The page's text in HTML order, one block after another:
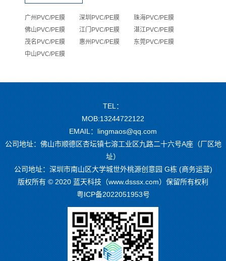
广州PVC/PE膜 深圳PVC/PE膜
珠海PVC/PE膜
佛山PVC/PE膜
江门PVC/PE膜
湛江PVC/PE膜
茂名PVC/PE膜
惠州PVC/PE膜
东莞PVC/PE膜
中山PVC/PE膜
TEL：
MOB:13244722122
EMAIL：lingmaos@qq.com
公司地址：佛山市顺德区杏坛镇七溶工业区九路二十六号A座（厂区地
址）
公司地址：深圳市南山区大学城世外桃源创意园 G栋 (商务运营)
版权所有 © 2020 蓝天科技（www.dsssx.com）保留所有权利
粤ICP备2022051953号